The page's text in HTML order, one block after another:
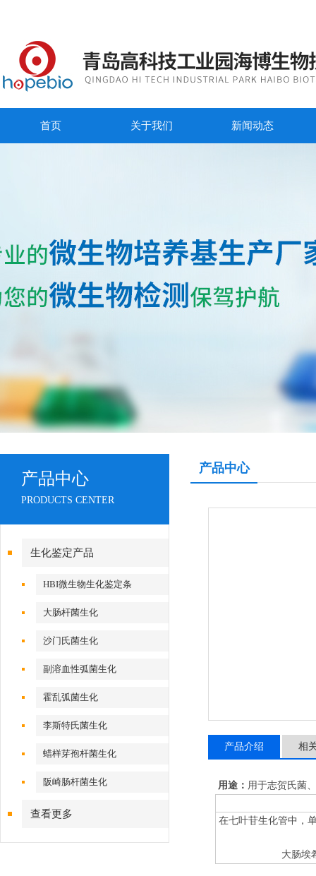
首页 关于我们 新闻动态
产品中心
PRODUCTS CENTER
生化鉴定产品
HBI微生物生化鉴定条
大肠杆菌生化
沙门氏菌生化
副溶血性弧菌生化
霍乱弧菌生化
李斯特氏菌生化
蜡样芽孢杆菌生化
阪崎肠杆菌生化
查看更多
产品中心
产品介绍 相
用途： 用于志贺氏菌
在七叶苷生化管中，
大肠埃